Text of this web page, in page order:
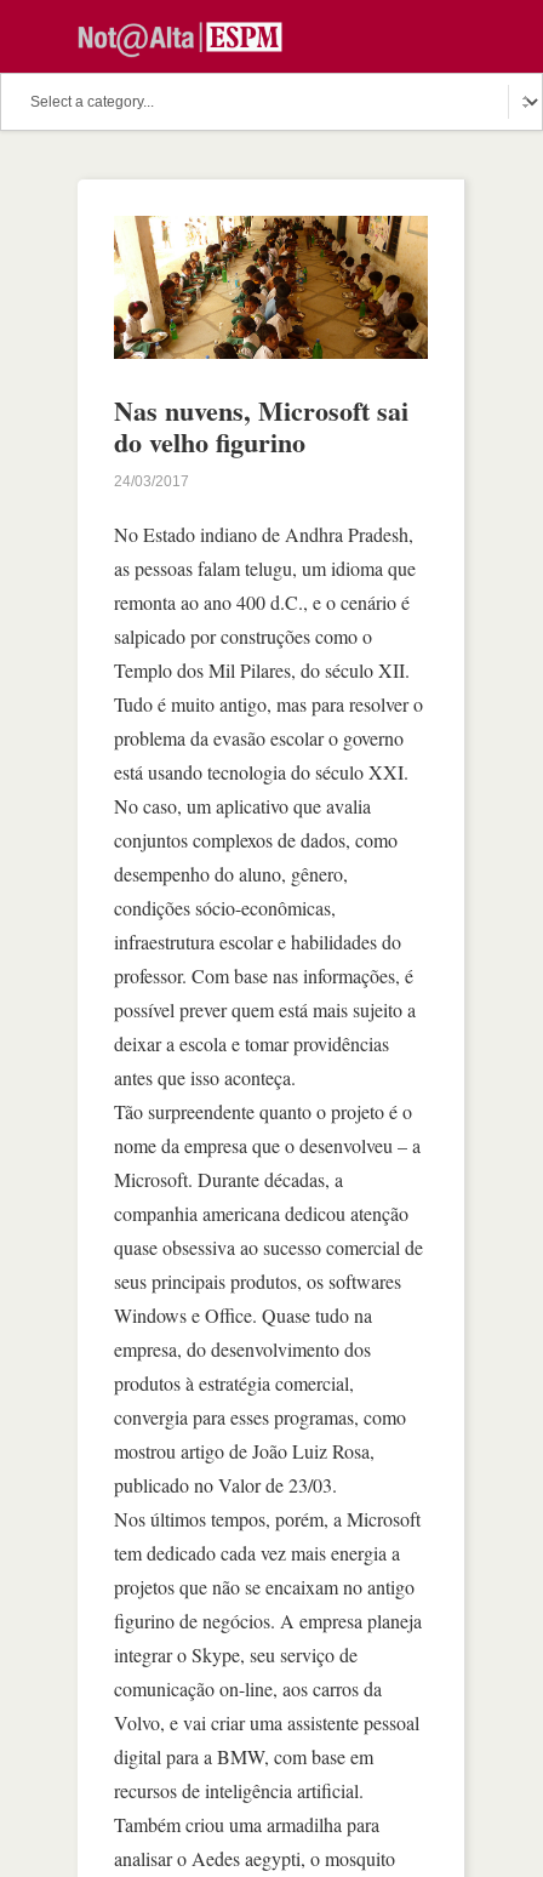
Nas nuvens, Microsoft sai
do velho figurino
24/03/2017
No Estado indiano de Andhra Pradesh,
as pessoas falam telugu, um idioma que
remonta ao ano 400 d.C., e o cenário é
salpicado por construções como o
Templo dos Mil Pilares, do século XII.
Tudo é muito antigo, mas para resolver o
problema da evasão escolar o governo
está usando tecnologia do século XXI.
No caso, um aplicativo que avalia
conjuntos complexos de dados, como
desempenho do aluno, gênero,
condições sócio-econômicas,
infraestrutura escolar e habilidades do
professor. Com base nas informações, é
possível prever quem está mais sujeito a
deixar a escola e tomar providências
antes que isso aconteça.
Tão surpreendente quanto o projeto é o
nome da empresa que o desenvolveu – a
Microsoft. Durante décadas, a
companhia americana dedicou atenção
quase obsessiva ao sucesso comercial de
seus principais produtos, os softwares
Windows e Office. Quase tudo na
empresa, do desenvolvimento dos
produtos à estratégia comercial,
convergia para esses programas, como
mostrou artigo de João Luiz Rosa,
publicado no Valor de 23/03.
Nos últimos tempos, porém, a Microsoft
tem dedicado cada vez mais energia a
projetos que não se encaixam no antigo
figurino de negócios. A empresa planeja
integrar o Skype, seu serviço de
comunicação on-line, aos carros da
Volvo, e vai criar uma assistente pessoal
digital para a BMW, com base em
recursos de inteligência artificial.
Também criou uma armadilha para
analisar o Aedes aegypti, o mosquito